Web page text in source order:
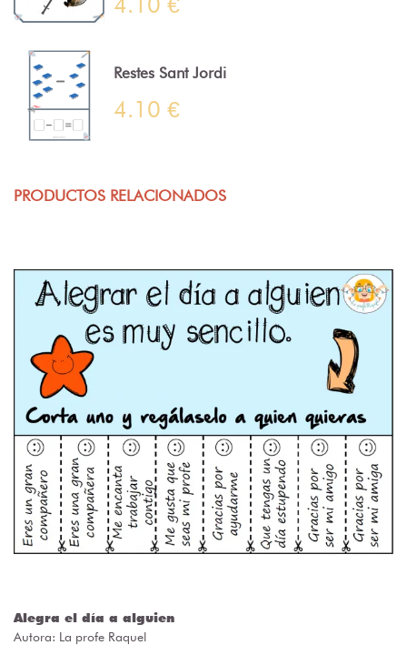
Restes Sant Jordi
4.10 €
PRODUCTOS RELACIONADOS
Alegra el día a alguien
Autora: La profe Raquel